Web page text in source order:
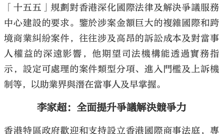
「十五五」規劃對香港深化國際法律及解決爭議服務
中心建設的要求。鑒於涉案金額巨大的複雜國際和跨
境商業糾紛案件，往往涉及高昂的訴訟成本及對當事
人權益的深遠影響，他期望司法機構能透過實務指
示，設定可處理的案件類型分項、進入門檻及上訴機
制等，以助業界與潛在當事人及早掌握。
李家超：全面提升爭議解決競爭力
香港特區政府歡迎和支持設立香港國際商事法庭，專